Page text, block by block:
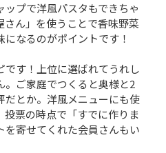
プで洋風パスタもできちゃ
さん」を使うことで香味野菜
なるのがポイントです！
です！上位に選ばれてうれし
。ご家庭でつくると奥様と2
だとか。洋風メニューにも使
票の時点で「すでに作りま
を寄せてくれた会員さんもい